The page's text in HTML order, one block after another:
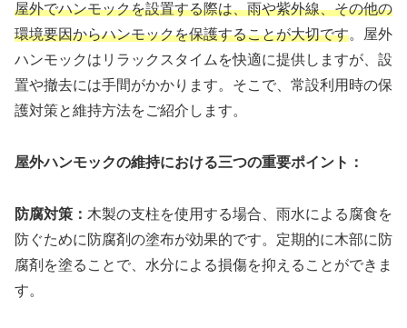
屋外でハンモックを設置する際は、雨や紫外線、その他の
環境要因からハンモックを保護することが大切です。屋外
ハンモックはリラックスタイムを快適に提供しますが、設
置や撤去には手間がかかります。そこで、常設利用時の保
護対策と維持方法をご紹介します。
屋外ハンモックの維持における三つの重要ポイント：
防腐対策： 木製の支柱を使用する場合、雨水による腐食を
防ぐために防腐剤の塗布が効果的です。定期的に木部に防
腐剤を塗ることで、水分による損傷を抑えることができま
す。